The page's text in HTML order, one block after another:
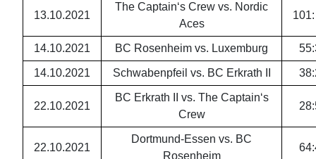
13.10.2021
The Captain‘s Crew vs. Nordic
Aces
101:
14.10.2021 BC Rosenheim vs. Luxemburg 55:
14.10.2021 Schwabenpfeil vs. BC Erkrath II 38:
22.10.2021
BC Erkrath II vs. The Captain‘s
Crew
28:
22.10.2021
Dortmund-Essen vs. BC
Rosenheim
64: